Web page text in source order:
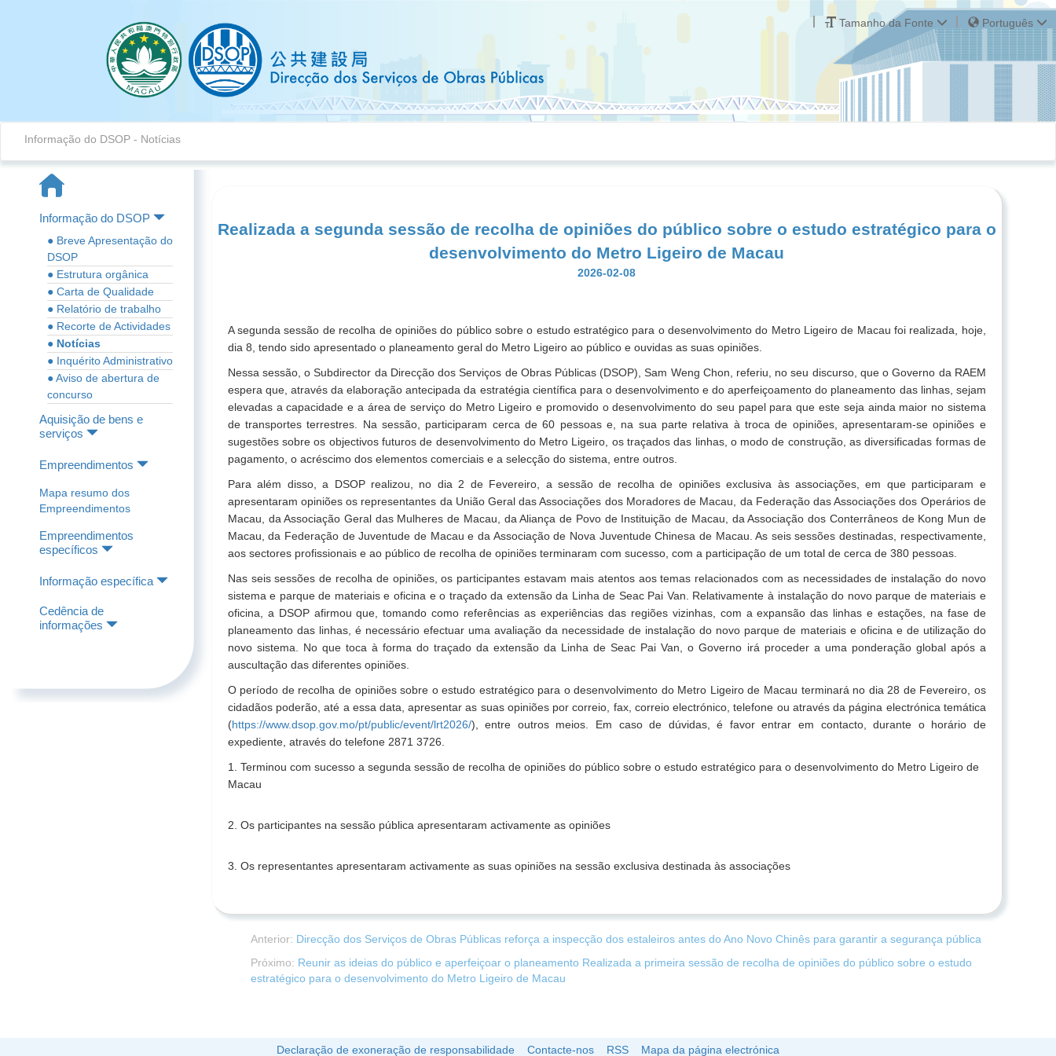
Tamanho da Fonte Português
Informação do DSOP - Notícias
Informação do DSOP
● Breve Apresentação do
DSOP
● Estrutura orgânica
● Carta de Qualidade
● Relatório de trabalho
● Recorte de Actividades
● Notícias
● Inquérito Administrativo
● Aviso de abertura de
concurso
Aquisição de bens e
serviços
Empreendimentos
Mapa resumo dos
Empreendimentos
Empreendimentos
específicos
Informação específica
Cedência de
informações
Realizada a segunda sessão de recolha de opiniões do público sobre o estudo estratégico para o
desenvolvimento do Metro Ligeiro de Macau
2026-02-08
A segunda sessão de recolha de opiniões do público sobre o estudo estratégico para o desenvolvimento do Metro Ligeiro de Macau foi realizada, hoje,
dia 8, tendo sido apresentado o planeamento geral do Metro Ligeiro ao público e ouvidas as suas opiniões.
Nessa sessão, o Subdirector da Direcção dos Serviços de Obras Públicas (DSOP), Sam Weng Chon, referiu, no seu discurso, que o Governo da RAEM
espera que, através da elaboração antecipada da estratégia científica para o desenvolvimento e do aperfeiçoamento do planeamento das linhas, sejam
elevadas a capacidade e a área de serviço do Metro Ligeiro e promovido o desenvolvimento do seu papel para que este seja ainda maior no sistema
de transportes terrestres. Na sessão, participaram cerca de 60 pessoas e, na sua parte relativa à troca de opiniões, apresentaram-se opiniões e
sugestões sobre os objectivos futuros de desenvolvimento do Metro Ligeiro, os traçados das linhas, o modo de construção, as diversificadas formas de
pagamento, o acréscimo dos elementos comerciais e a selecção do sistema, entre outros.
Para além disso, a DSOP realizou, no dia 2 de Fevereiro, a sessão de recolha de opiniões exclusiva às associações, em que participaram e
apresentaram opiniões os representantes da União Geral das Associações dos Moradores de Macau, da Federação das Associações dos Operários de
Macau, da Associação Geral das Mulheres de Macau, da Aliança de Povo de Instituição de Macau, da Associação dos Conterrâneos de Kong Mun de
Macau, da Federação de Juventude de Macau e da Associação de Nova Juventude Chinesa de Macau. As seis sessões destinadas, respectivamente,
aos sectores profissionais e ao público de recolha de opiniões terminaram com sucesso, com a participação de um total de cerca de 380 pessoas.
Nas seis sessões de recolha de opiniões, os participantes estavam mais atentos aos temas relacionados com as necessidades de instalação do novo
sistema e parque de materiais e oficina e o traçado da extensão da Linha de Seac Pai Van. Relativamente à instalação do novo parque de materiais e
oficina, a DSOP afirmou que, tomando como referências as experiências das regiões vizinhas, com a expansão das linhas e estações, na fase de
planeamento das linhas, é necessário efectuar uma avaliação da necessidade de instalação do novo parque de materiais e oficina e de utilização do
novo sistema. No que toca à forma do traçado da extensão da Linha de Seac Pai Van, o Governo irá proceder a uma ponderação global após a
auscultação das diferentes opiniões.
O período de recolha de opiniões sobre o estudo estratégico para o desenvolvimento do Metro Ligeiro de Macau terminará no dia 28 de Fevereiro, os
cidadãos poderão, até a essa data, apresentar as suas opiniões por correio, fax, correio electrónico, telefone ou através da página electrónica temática
(https://www.dsop.gov.mo/pt/public/event/lrt2026/), entre outros meios. Em caso de dúvidas, é favor entrar em contacto, durante o horário de
expediente, através do telefone 2871 3726.
1. Terminou com sucesso a segunda sessão de recolha de opiniões do público sobre o estudo estratégico para o desenvolvimento do Metro Ligeiro de
Macau
2. Os participantes na sessão pública apresentaram activamente as opiniões
3. Os representantes apresentaram activamente as suas opiniões na sessão exclusiva destinada às associações
Anterior: Direcção dos Serviços de Obras Públicas reforça a inspecção dos estaleiros antes do Ano Novo Chinês para garantir a segurança pública
Próximo: Reunir as ideias do público e aperfeiçoar o planeamento Realizada a primeira sessão de recolha de opiniões do público sobre o estudo
estratégico para o desenvolvimento do Metro Ligeiro de Macau
Declaração de exoneração de responsabilidade Contacte-nos RSS Mapa da página electrónica